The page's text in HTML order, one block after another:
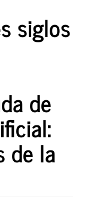
siglos
de
de la